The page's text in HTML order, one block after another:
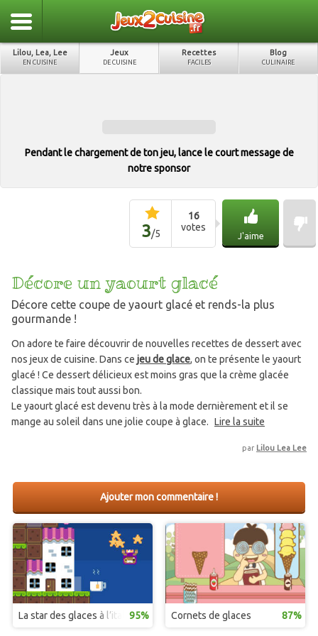
Lilou, Lea, Lee
EN CUISINE
Jeux
DE CUISINE
Recettes
FACILES
Blog
CULINAIRE
Pendant le chargement de ton jeu, lance le court message de
notre sponsor
3/5
16
votes
J'aime
Décore un yaourt glacé
Décore cette coupe de yaourt glacé et rends-la plus
gourmande !
On adore te faire découvrir de nouvelles recettes de dessert avec
nos jeux de cuisine. Dans ce jeu de glace, on te présente le yaourt
glacé ! Ce dessert délicieux est moins gras que la crème glacée
classique mais tout aussi bon.
Le yaourt glacé est devenu très à la mode dernièrement et il se
mange au soleil dans une jolie coupe à glace. Lire la suite
par Lilou Lea Lee
Ajouter mon commentaire !
La star des glaces à l’italienne
95% Cornets de glaces 87%